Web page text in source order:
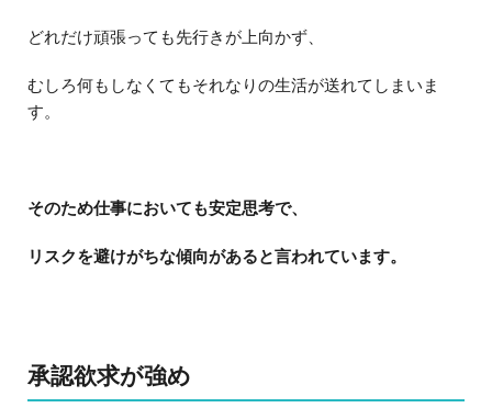
どれだけ頑張っても先行きが上向かず、
むしろ何もしなくてもそれなりの生活が送れてしまいま
す。
そのため仕事においても安定思考で、
リスクを避けがちな傾向があると言われています。
承認欲求が強め